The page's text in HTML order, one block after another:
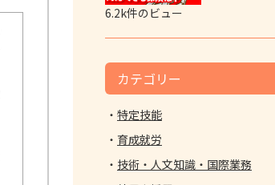
6.2k件のビュー
カテゴリー
特定技能
育成就労
技術・人文知識・国際業務